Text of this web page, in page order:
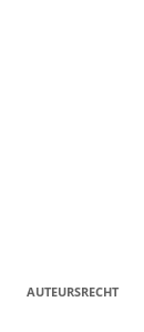
AUTEURSRECHT